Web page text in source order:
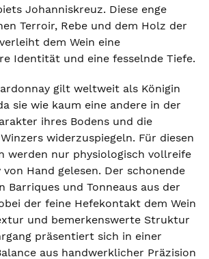
Johanniskreuz. Diese enge
Terroir, Rebe und dem Holz der
dem Wein eine
Identität und eine fesselnde Tiefe.
gilt weltweit als Königin
sie wie kaum eine andere in der
ihres Bodens und die
widerzuspiegeln. Für diesen
werden nur physiologisch vollreife
Hand gelesen. Der schonende
Barriques und Tonneaus aus der
der feine Hefekontakt dem Wein
und bemerkenswerte Struktur
präsentiert sich in einer
aus handwerklicher Präzision